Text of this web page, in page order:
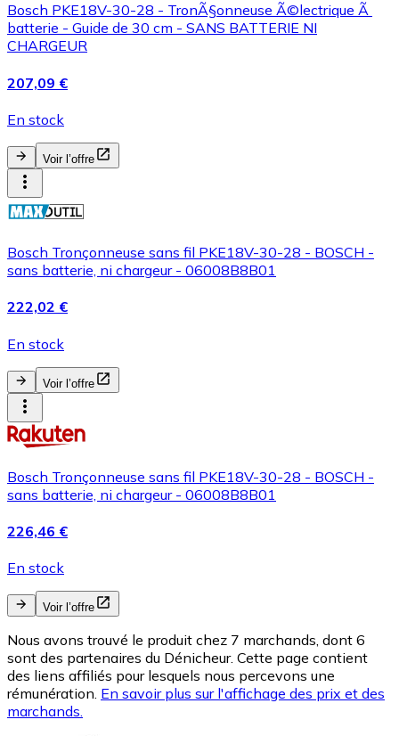
Bosch PKE18V-30-28 - TronÃ§onneuse Ã©lectrique Ã
batterie - Guide de 30 cm - SANS BATTERIE NI
CHARGEUR
207,09 €
En stock
Voir l’offre
Bosch Tronçonneuse sans fil PKE18V-30-28 - BOSCH -
sans batterie, ni chargeur - 06008B8B01
222,02 €
En stock
Voir l’offre
Bosch Tronçonneuse sans fil PKE18V-30-28 - BOSCH -
sans batterie, ni chargeur - 06008B8B01
226,46 €
En stock
Voir l’offre
Nous avons trouvé le produit chez 7 marchands, dont 6
sont des partenaires du Dénicheur. Cette page contient
des liens affiliés pour lesquels nous percevons une
rémunération. En savoir plus sur l'affichage des prix et des
marchands.